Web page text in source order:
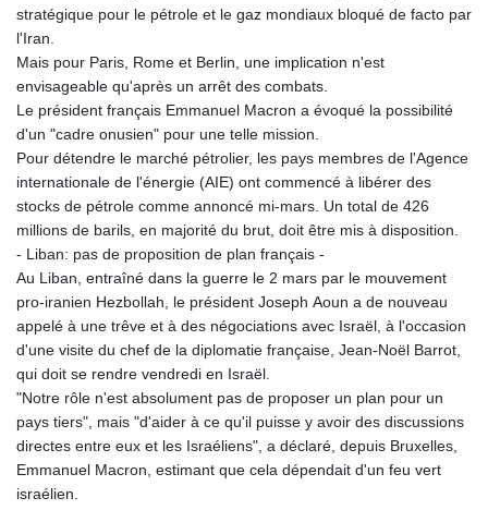
stratégique pour le pétrole et le gaz mondiaux bloqué de facto par
l'Iran.
Mais pour Paris, Rome et Berlin, une implication n'est
envisageable qu'après un arrêt des combats.
Le président français Emmanuel Macron a évoqué la possibilité
d'un "cadre onusien" pour une telle mission.
Pour détendre le marché pétrolier, les pays membres de l'Agence
internationale de l'énergie (AIE) ont commencé à libérer des
stocks de pétrole comme annoncé mi-mars. Un total de 426
millions de barils, en majorité du brut, doit être mis à disposition.
- Liban: pas de proposition de plan français -
Au Liban, entraîné dans la guerre le 2 mars par le mouvement
pro-iranien Hezbollah, le président Joseph Aoun a de nouveau
appelé à une trêve et à des négociations avec Israël, à l'occasion
d'une visite du chef de la diplomatie française, Jean-Noël Barrot,
qui doit se rendre vendredi en Israël.
"Notre rôle n'est absolument pas de proposer un plan pour un
pays tiers", mais "d'aider à ce qu'il puisse y avoir des discussions
directes entre eux et les Israéliens", a déclaré, depuis Bruxelles,
Emmanuel Macron, estimant que cela dépendait d'un feu vert
israélien.